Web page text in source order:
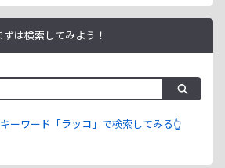
ずは検索してみよう！
キーワード「ラッコ」で検索してみる👆